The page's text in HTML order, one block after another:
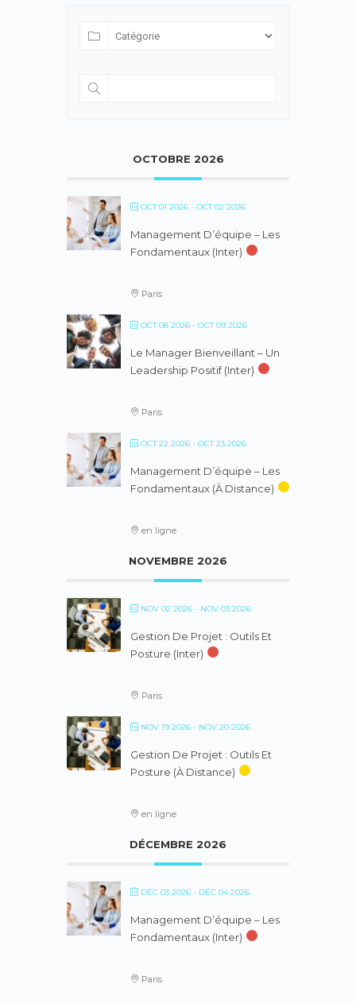
OCTOBRE 2026
OCT 01 2026 - OCT 02 2026
Management D’équipe – Les
Fondamentaux (inter)
Paris
OCT 08 2026 - OCT 09 2026
Le Manager Bienveillant – Un
Leadership Positif (inter)
Paris
OCT 22 2026 - OCT 23 2026
Management D’équipe – Les
Fondamentaux (à Distance)
en ligne
NOVEMBRE 2026
NOV 02 2026 - NOV 03 2026
Gestion De Projet : Outils Et
Posture (inter)
Paris
NOV 19 2026 - NOV 20 2026
Gestion De Projet : Outils Et
Posture (à Distance)
en ligne
DÉCEMBRE 2026
DÉC 03 2026 - DÉC 04 2026
Management D’équipe – Les
Fondamentaux (inter)
Paris